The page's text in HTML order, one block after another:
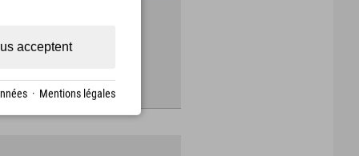
acceptent
· Mentions légales